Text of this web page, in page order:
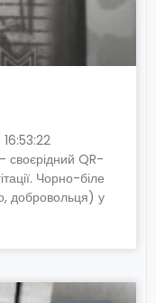
своєрідний QR-
Чорно-біле
добровольця) у